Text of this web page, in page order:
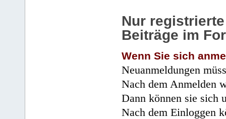
Nur
Beiträge im
Wenn Sie sich
Neuanmeldungen
Nach dem Anmelden
Dann können sie sich
Nach dem Einloggen